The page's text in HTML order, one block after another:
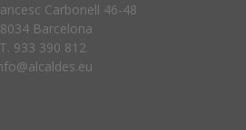
Carbonell 46-48
Barcelona
T. 933 390 812